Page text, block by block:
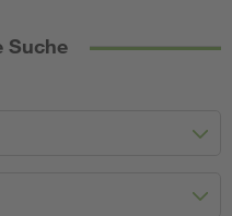
Suche